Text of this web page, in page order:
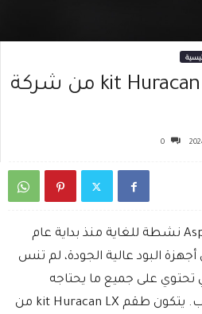
مراجعة طقم kit Huracan LX من شركة
0
كانت الشركة المصنعة Aspire نشطة للغاية منذ بداية عام
أجهزة البود عالية الجودة، لم تنس
تحتوي على جميع ما يحتاجه
المستخدم من معدات الفيب. يتكون طقم kit Huracan LX من